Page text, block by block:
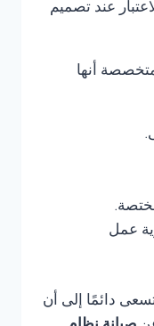
عند تصميم
أنها
عمل
دائمًا إلى أن